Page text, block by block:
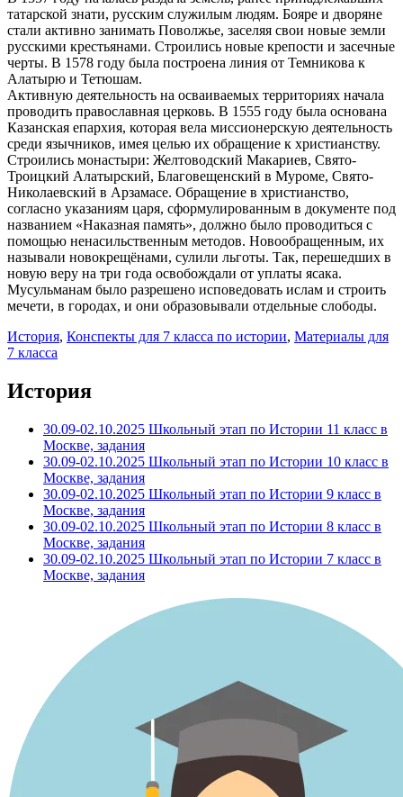
татарской знати, русским служилым людям. Бояре и дворяне
стали активно занимать Поволжье, заселяя свои новые земли
русскими крестьянами. Строились новые крепости и засечные
черты. В 1578 году была построена линия от Темникова к
Алатырю и Тетюшам.
Активную деятельность на осваиваемых территориях начала
проводить православная церковь. В 1555 году была основана
Казанская епархия, которая вела миссионерскую деятельность
среди язычников, имея целью их обращение к христианству.
Строились монастыри: Желтоводский Макариев, Свято-
Троицкий Алатырский, Благовещенский в Муроме, Свято-
Николаевский в Арзамасе. Обращение в христианство,
согласно указаниям царя, сформулированным в документе под
названием «Наказная память», должно было проводиться с
помощью ненасильственным методов. Новообращенным, их
называли новокрещёнами, сулили льготы. Так, перешедших в
новую веру на три года освобождали от уплаты ясака.
Мусульманам было разрешено исповедовать ислам и строить
мечети, в городах, и они образовывали отдельные слободы.
История, Конспекты для 7 класса по истории, Материалы для
7 класса
История
30.09-02.10.2025 Школьный этап по Истории 11 класс в
Москве, задания
30.09-02.10.2025 Школьный этап по Истории 10 класс в
Москве, задания
30.09-02.10.2025 Школьный этап по Истории 9 класс в
Москве, задания
30.09-02.10.2025 Школьный этап по Истории 8 класс в
Москве, задания
30.09-02.10.2025 Школьный этап по Истории 7 класс в
Москве, задания